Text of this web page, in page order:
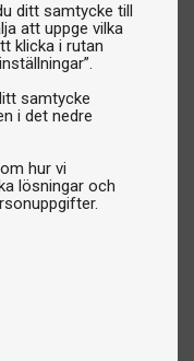
ditt samtycke till
att uppge vilka
klicka i rutan
samtycke
i det nedre
hur vi
lösningar och